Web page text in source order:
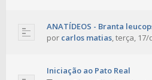
ANATÍDEOS - Branta
por carlos matias,terça, 17/
Iniciação ao Pato Real